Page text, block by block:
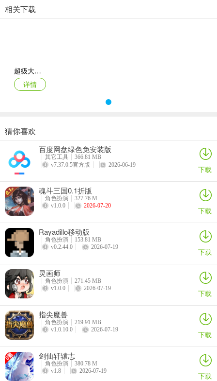
身的点数。
4.牌型组合
牌局开始每个人手中都有五张牌，然后玩家需要将手中任意三张牌凑
果接下来两张的相加点数也正好是整数的话，那就是最大的牌型：
超级大满贯2手机版核心
1、玩棋牌的人是非常多的，系统匹配对手的时间非常快，几乎秒进房
2、画风十分的精美，每一处细节都值得欣赏，再配以动听的背景音
乐，那感觉简直妙不可言
3、超级大满贯2手机版每天都有新的任务更新，奖励丰富，道具金币
免费领取，欢乐无穷
刺激过瘾。
超级大满贯2手机版技巧
1、打麻将时，不要总是盯着自己的牌，把自己的牌记在心中，注意力
主要放在牌桌上，这样好判断对手要或不要哪些牌。而且手上有危险
牌也是可以胡牌的，有时候，危险牌因为别人不打很可疑成为对子，
胡牌才是上策。
2、熟张不等于安全张--有时候上家打完，你需要时刻记住:熟张不等于
相关下载
超级大满贯2手机版下载
详情
猜你喜欢
百度网盘绿色免安装版
其它工具
366.81 MB
v7.37.0.5官方版
2026-06-19 下载
魂斗三国0.1折版
角色扮演
327.76 M
v1.0.0
2026-07-20 下载
Rayadillo移动版
角色扮演
153.81 MB
v0.2.44.0
2026-07-19 下载
灵画师
角色扮演
271.45 MB
v1.0.0
2026-07-19 下载
指尖魔兽
角色扮演
219.91 MB
v1.0.10.0
2026-07-19 下载
剑仙轩辕志
角色扮演
380.78 M
v1.8
2026-07-19 下载